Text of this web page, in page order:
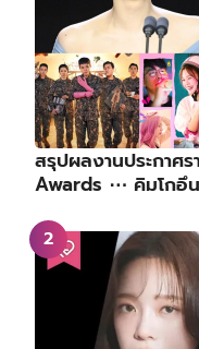
สรุปผลงานประกาศ
Awards ⋯ คิมโกอึ